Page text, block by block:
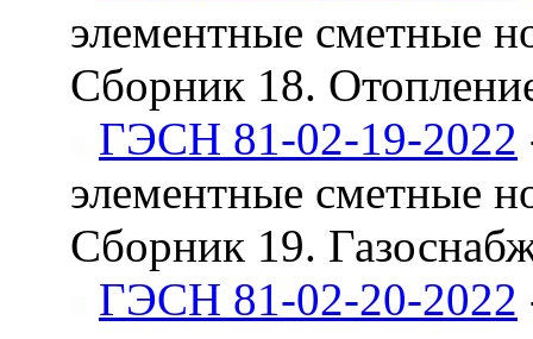
элементные сметные
Сборник 18.
ГЭСН 81-02-19-2022
элементные сметные
Сборник 19.
ГЭСН 81-02-20-2022